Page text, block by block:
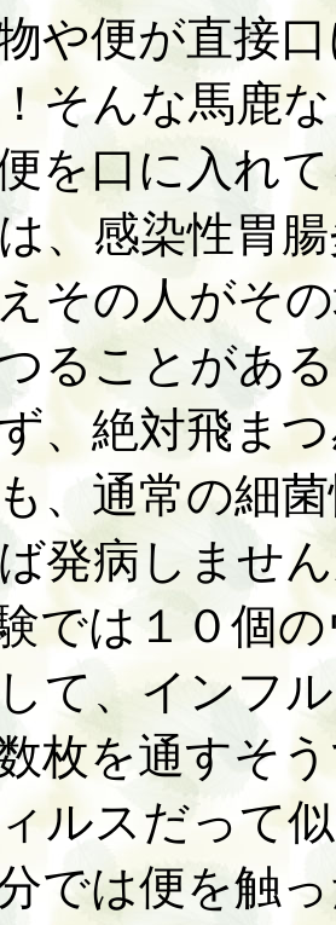
や便が直接
そんな馬鹿
を口に入れ
、感染性胃
その人がそ
ることがあ
、絶対飛ま
、通常の細
発病しませ
では１０個
て、インフ
枚を通すそ
ルスだって
では便を触